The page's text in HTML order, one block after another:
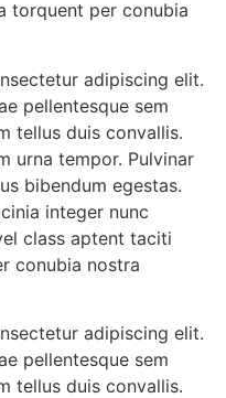
torquent per conubia
adipiscing elit.
pellentesque sem
tellus duis convallis.
urna tempor. Pulvinar
bibendum egestas.
integer nunc
class aptent taciti
conubia nostra
adipiscing elit.
pellentesque sem
tellus duis convallis.